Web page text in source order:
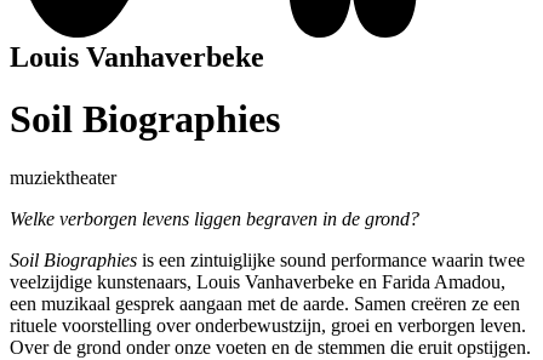
Louis Vanhaverbeke
Soil Biographies
muziektheater
Welke verborgen levens liggen begraven in de grond?
Soil Biographies is een zintuiglijke sound performance waarin twee
veelzijdige kunstenaars, Louis Vanhaverbeke en Farida Amadou,
een muzikaal gesprek aangaan met de aarde. Samen creëren ze een
rituele voorstelling over onderbewustzijn, groei en verborgen leven.
Over de grond onder onze voeten en de stemmen die eruit opstijgen.